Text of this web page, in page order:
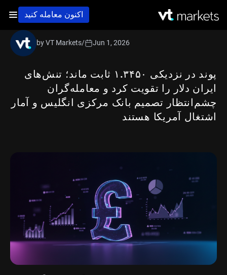
اکنون معامله کنید
پوند در نزدیکی ۱.۳۴۵۰ ثابت ماند؛ تنش‌های
ایران دلار را تقویت کرد و معامله‌گران
چشم‌انتظار تصمیم بانک مرکزی انگلیس و آمار
اشتغال آمریکا هستند
by VT Markets/ Jun 1, 2026